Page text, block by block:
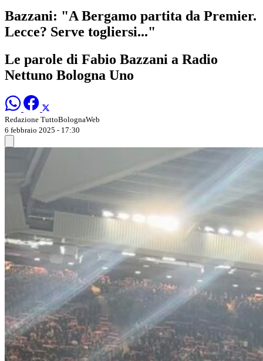
Bazzani: "A Bergamo partita da Premier.
Lecce? Serve togliersi..."
Le parole di Fabio Bazzani a Radio
Nettuno Bologna Uno
Redazione TuttoBolognaWeb
6 febbraio 2025 - 17:30